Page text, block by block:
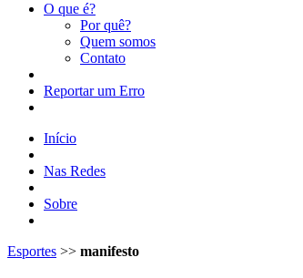
O que é?
Por quê?
Quem somos
Contato
Reportar um Erro
Início
Nas Redes
Sobre
Esportes >> manifesto